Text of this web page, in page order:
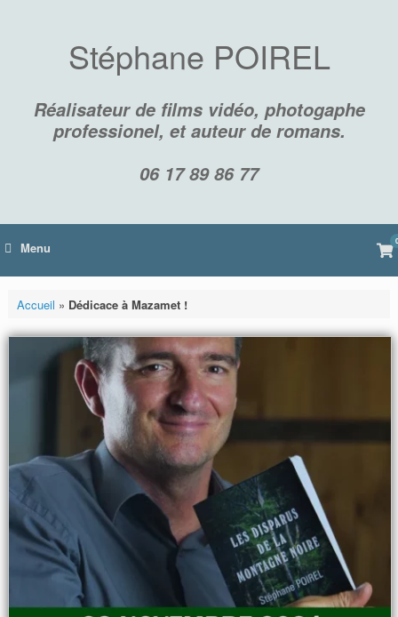
Stéphane POIREL
Réalisateur de films vidéo, photogaphe
professionel, et auteur de romans.
06 17 89 86 77
Menu 0
Accueil » Dédicace à Mazamet !